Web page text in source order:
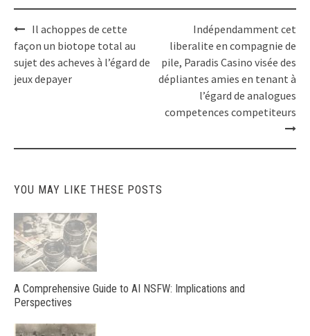
Post
navigation
Il achoppes de cette
façon un biotope total au
sujet des acheves à l’égard de
jeux depayer
Indépendamment cet
liberalite en compagnie de
pile, Paradis Casino visée des
dépliantes amies en tenant à
l’égard de analogues
competences competiteurs
YOU MAY LIKE THESE POSTS
A Comprehensive Guide to AI NSFW: Implications and
Perspectives